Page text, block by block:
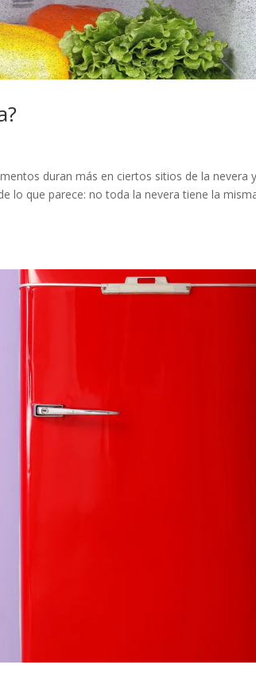
duran más en ciertos sitios de la nevera
lo que parece: no toda la nevera tiene la